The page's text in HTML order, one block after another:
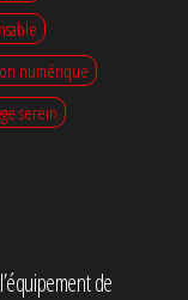
numérique
serein
de